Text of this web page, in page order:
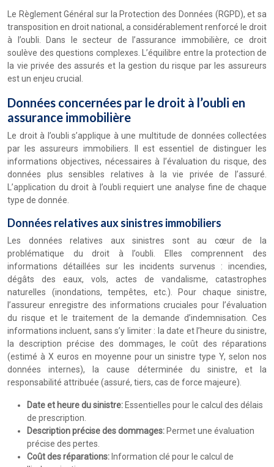
Le Règlement Général sur la Protection des Données (RGPD), et sa
transposition en droit national, a considérablement renforcé le droit
à l’oubli. Dans le secteur de l’assurance immobilière, ce droit
soulève des questions complexes. L’équilibre entre la protection de
la vie privée des assurés et la gestion du risque par les assureurs
est un enjeu crucial.
Données concernées par le droit à l’oubli en
assurance immobilière
Le droit à l’oubli s’applique à une multitude de données collectées
par les assureurs immobiliers. Il est essentiel de distinguer les
informations objectives, nécessaires à l’évaluation du risque, des
données plus sensibles relatives à la vie privée de l’assuré.
L’application du droit à l’oubli requiert une analyse fine de chaque
type de donnée.
Données relatives aux sinistres immobiliers
Les données relatives aux sinistres sont au cœur de la
problématique du droit à l’oubli. Elles comprennent des
informations détaillées sur les incidents survenus : incendies,
dégâts des eaux, vols, actes de vandalisme, catastrophes
naturelles (inondations, tempêtes, etc.). Pour chaque sinistre,
l’assureur enregistre des informations cruciales pour l’évaluation
du risque et le traitement de la demande d’indemnisation. Ces
informations incluent, sans s’y limiter : la date et l’heure du sinistre,
la description précise des dommages, le coût des réparations
(estimé à X euros en moyenne pour un sinistre type Y, selon nos
données internes), la cause déterminée du sinistre, et la
responsabilité attribuée (assuré, tiers, cas de force majeure).
Date et heure du sinistre: Essentielles pour le calcul des délais
de prescription.
Description précise des dommages: Permet une évaluation
précise des pertes.
Coût des réparations: Information clé pour le calcul de